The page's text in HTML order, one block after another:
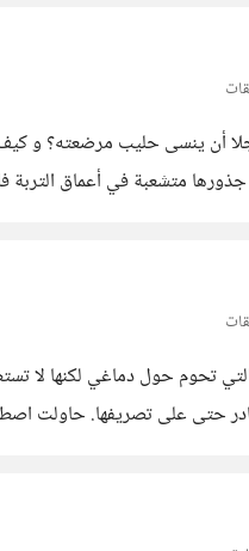
أن ينسى حليب مرضعته؟ و كيف
متشعبة في أعماق التربة
التي تحوم حول دماغي لكنها لا
على تصريفها. حاولت